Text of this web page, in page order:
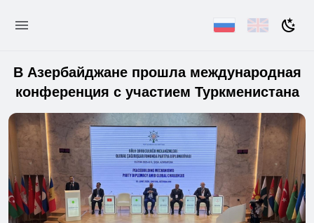
В Азербайджане прошла международная
конференция с участием Туркменистана